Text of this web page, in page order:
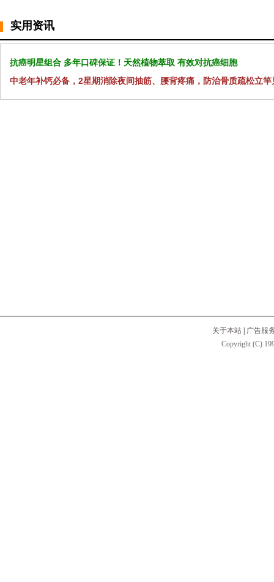
实用资讯
抗癌明星组合 多年口碑保证！天然植物萃取 有效对抗癌细胞
中老年补钙必备，2星期消除夜间抽筋、腰背疼痛，防治骨质疏松立竿
关于本站
广告服
Copyright (C)